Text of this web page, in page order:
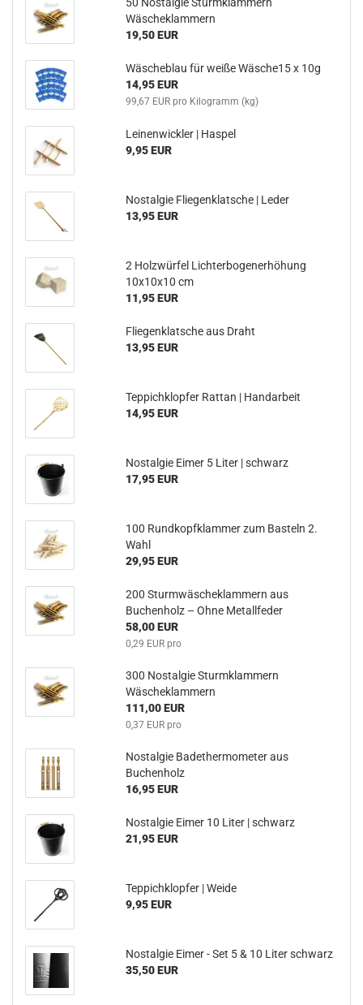
Wäscheklammern
19,50 EUR
Wäscheblau für weiße Wäsche15 x 10g
14,95 EUR
99,67 EUR pro Kilogramm (kg)
Leinenwickler | Haspel
9,95 EUR
Nostalgie Fliegenklatsche | Leder
13,95 EUR
2 Holzwürfel Lichterbogenerhöhung
10x10x10 cm
11,95 EUR
Fliegenklatsche aus Draht
13,95 EUR
Teppichklopfer Rattan | Handarbeit
14,95 EUR
Nostalgie Eimer 5 Liter | schwarz
17,95 EUR
100 Rundkopfklammer zum Basteln 2.
Wahl
29,95 EUR
200 Sturmwäscheklammern aus
Buchenholz – Ohne Metallfeder
58,00 EUR
0,29 EUR pro
300 Nostalgie Sturmklammern
Wäscheklammern
111,00 EUR
0,37 EUR pro
Nostalgie Badethermometer aus
Buchenholz
16,95 EUR
Nostalgie Eimer 10 Liter | schwarz
21,95 EUR
Teppichklopfer | Weide
9,95 EUR
Nostalgie Eimer - Set 5 & 10 Liter schwarz
35,50 EUR